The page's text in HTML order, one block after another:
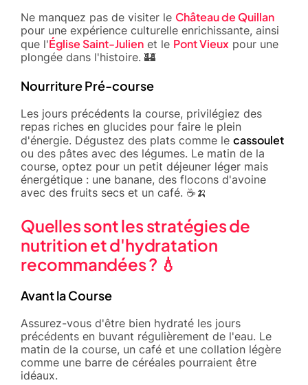
Ne manquez pas de visiter le Château de Quillan
pour une expérience culturelle enrichissante, ainsi
que l'Église Saint-Julien et le Pont Vieux pour une
plongée dans l'histoire. 🏰
Nourriture Pré-course
Les jours précédents la course, privilégiez des
repas riches en glucides pour faire le plein
d'énergie. Dégustez des plats comme le cassoulet
ou des pâtes avec des légumes. Le matin de la
course, optez pour un petit déjeuner léger mais
énergétique : une banane, des flocons d'avoine
avec des fruits secs et un café. ☕🍌
Quelles sont les stratégies de
nutrition et d'hydratation
recommandées ? 💧
Avant la Course
Assurez-vous d'être bien hydraté les jours
précédents en buvant régulièrement de l'eau. Le
matin de la course, un café et une collation légère
comme une barre de céréales pourraient être
idéaux.